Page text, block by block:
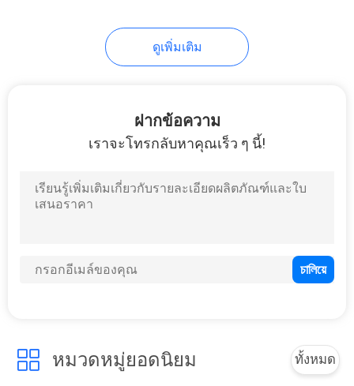
ดูเพิ่มเติม
ฝากข้อความ
เราจะโทรกลับหาคุณเร็ว ๆ นี้!
หมวดหมู่ยอดนิยม ทั้งหมด